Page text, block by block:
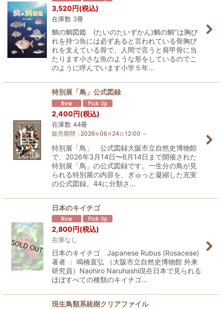
3,520円(税込)
在庫数 3冊
鯛の鯛図鑑 (たいのたいずかん)鯛の鯛"は胸び
れを持つ魚には必ずあると言われている骨胸び
れを支えている骨で、人間で言うと肩甲骨に当
たります小さな魚のような形をしているのでこ
のように呼んでいます小学５年…
特別展「鳥」公式図録
2,400円(税込)
在庫数 44冊
販売期間 : 2026年06 月 24日 12:00 ～
特別展「鳥」 公式図録大阪市立自然史博物館
で、2026年3月14日〜6月14日まで開催された
特別展「鳥」の公式図録です。一生分の鳥が見
られる特別展の内容を、ぎゅっと凝縮した充実
の公式図録。44に分類さ…
日本のキイチゴ
2,800円(税込)
在庫なし
日本のキイチゴ Japanese Rubus (Rosaceae)
著者 ： 鳴橋直弘 （大阪市立自然史博物館 外来
研究員）Naohiro Naruhashi現在日本で見られる
ほぼすべての種類のキイチゴ…
現生鳥類系統樹クリアファイル